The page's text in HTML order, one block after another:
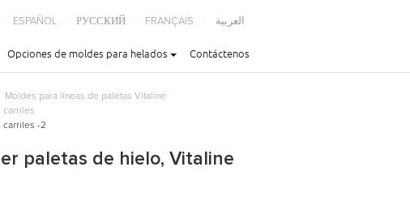
ESPAÑOL РУССКИЙ FRANÇAIS العربية
Opciones de moldes para helados Contáctenos
Moldes para líneas de paletas Vitaline
carriles
carriles -2
paletas de hielo, Vitaline